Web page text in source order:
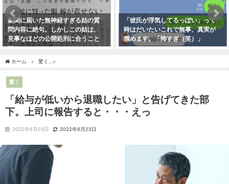
新聞に届いた無神経すぎる姑の質
問内容に絶句。しかしこの姑は、
見事なほどの公開処刑に合うこと
に・・・
2021年3月13日
「彼氏が浮気してるっぽい」って
時はだいたいこれで無事、真実が
掴めます。「怖すぎ（笑）」
ホーム 驚く
驚く
「給与が低いから退職したい」と告げてきた部
下。上司に報告すると・・・えっ
2022年6月23日 2022年6月23日